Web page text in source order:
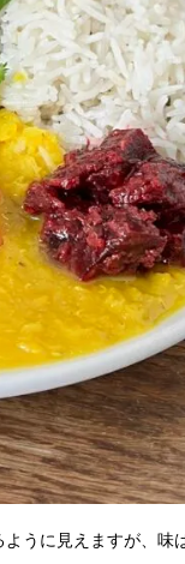
うに見えますが、味